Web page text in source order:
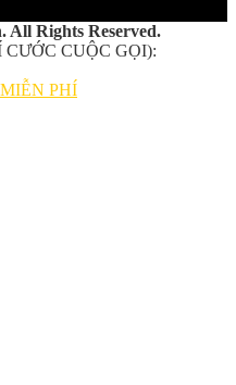
All Rights Reserved.
CUỘC GỌI):
PHÍ